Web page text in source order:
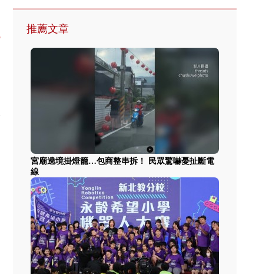
推薦文章
宮廟遶境掛燈籠…包商整串拆！ 民眾驚嚇憂扯斷電
線